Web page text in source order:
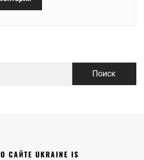
О САЙТЕ UKRAINE IS